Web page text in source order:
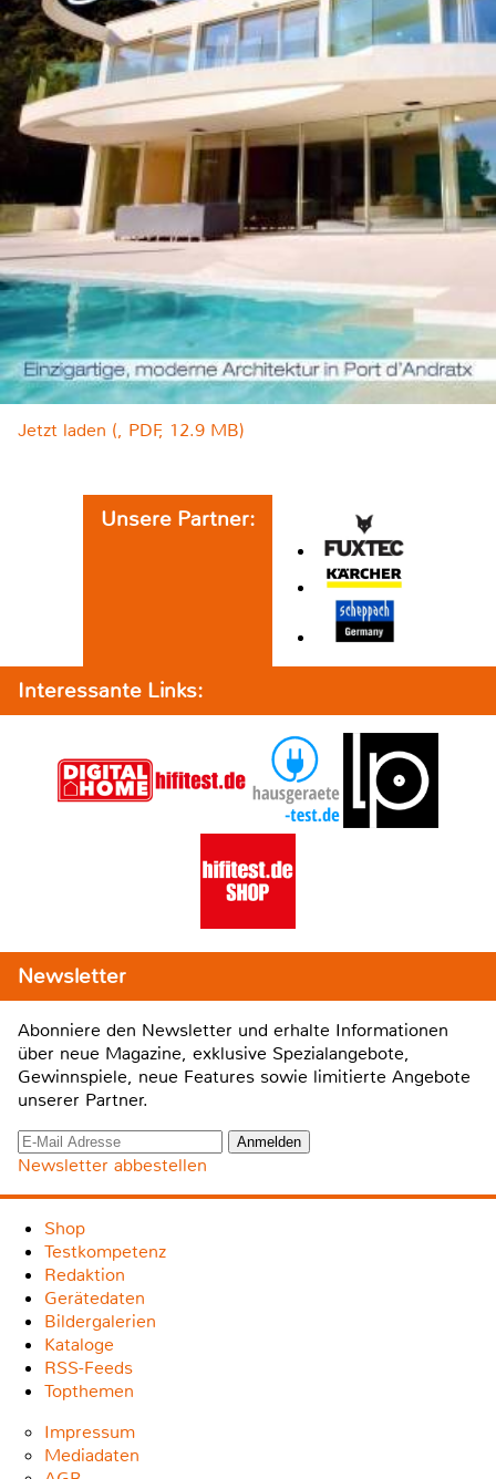
Jetzt laden (, PDF, 12.9 MB)
Unsere Partner:
Interessante Links:
Newsletter
Abonniere den Newsletter und erhalte Informationen
über neue Magazine, exklusive Spezialangebote,
Gewinnspiele, neue Features sowie limitierte Angebote
unserer Partner.
Newsletter abbestellen
Shop
Testkompetenz
Redaktion
Gerätedaten
Bildergalerien
Kataloge
RSS-Feeds
Topthemen
Impressum
Mediadaten